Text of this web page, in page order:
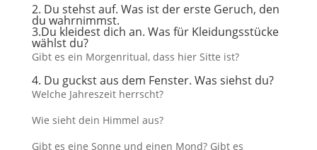
2. Du stehst auf. Was ist der erste Geruch, den
du wahrnimmst.
3.Du kleidest dich an. Was für Kleidungsstücke
wählst du?
Gibt es ein Morgenritual, dass hier Sitte ist?
4. Du guckst aus dem Fenster. Was siehst du?
Welche Jahreszeit herrscht?
Wie sieht dein Himmel aus?
Gibt es eine Sonne und einen Mond? Gibt es